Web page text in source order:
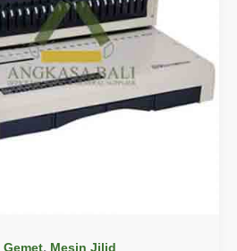
Gemet, Mesin Jilid